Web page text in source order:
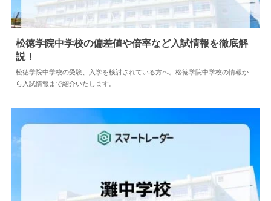
中学情報 2024.05.10
松徳学院中学校の偏差値や倍率など入試情報を徹底解
説！
松徳学院中学校の受験、入学を検討されている方へ。松徳学院中学校の情報か
ら入試情報まで紹介いたします。